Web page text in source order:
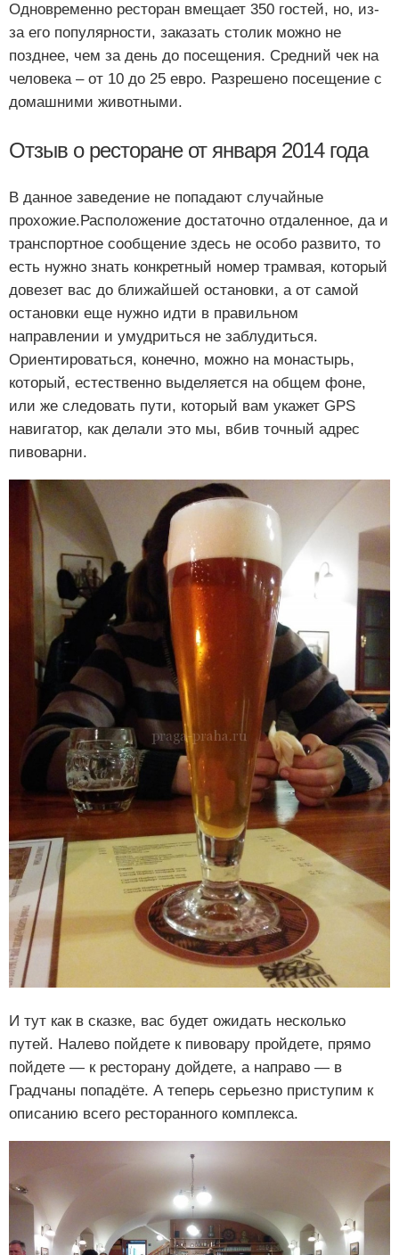
Одновременно ресторан вмещает 350 гостей, но, из-
за его популярности, заказать столик можно не
позднее, чем за день до посещения. Средний чек на
человека – от 10 до 25 евро. Разрешено посещение с
домашними животными.
Отзыв о ресторане от января 2014 года
В данное заведение не попадают случайные
прохожие.Расположение достаточно отдаленное, да и
транспортное сообщение здесь не особо развито, то
есть нужно знать конкретный номер трамвая, который
довезет вас до ближайшей остановки, а от самой
остановки еще нужно идти в правильном
направлении и умудриться не заблудиться.
Ориентироваться, конечно, можно на монастырь,
который, естественно выделяется на общем фоне,
или же следовать пути, который вам укажет GPS
навигатор, как делали это мы, вбив точный адрес
пивоварни.
И тут как в сказке, вас будет ожидать несколько
путей. Налево пойдете к пивовару пройдете, прямо
пойдете — к ресторану дойдете, а направо — в
Градчаны попадёте. А теперь серьезно приступим к
описанию всего ресторанного комплекса.